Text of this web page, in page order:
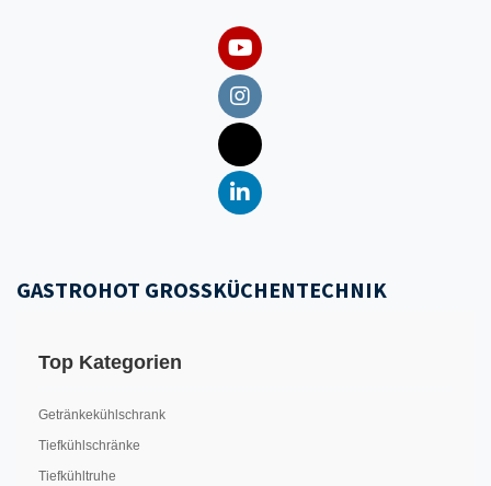
GASTROHOT GROSSKÜCHENTECHNIK
Top Kategorien
Getränkekühlschrank
Tiefkühlschränke
Tiefkühltruhe